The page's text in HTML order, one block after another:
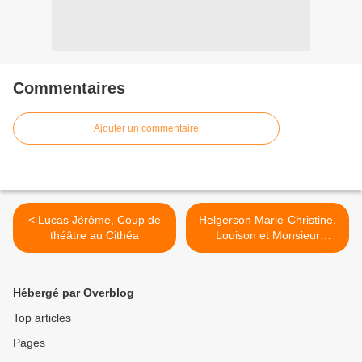
Commentaires
Ajouter un commentaire
< Lucas Jérôme, Coup de
théâtre au Cithéa
Helgerson Marie-Christine,
Louison et Monsieur
Molière >
Hébergé par Overblog
Top articles
Pages